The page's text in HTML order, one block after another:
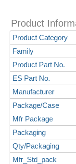
Product
Product Category
Family
Product Part No.
ES Part No.
Manufacturer
Package/Case
Mfr Package
Packaging
Qty/Packaging
Mfr_Std_pack